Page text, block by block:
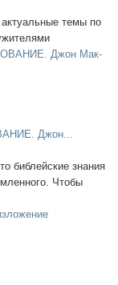
темы по
Джон...
библейские знания
Чтобы